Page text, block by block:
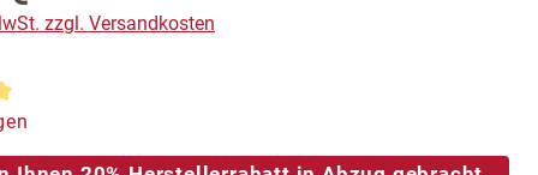
zzgl. Versandkosten
Bewertung von 5 von 5 Sternen